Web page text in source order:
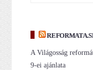
A Világosság
9-ei ajánlata